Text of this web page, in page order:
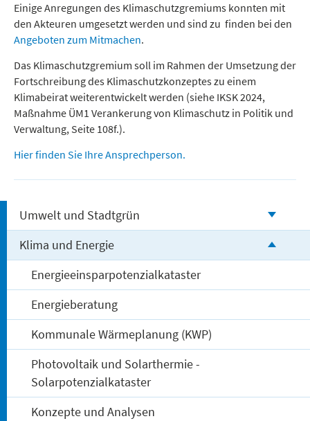
Einige Anregungen des Klimaschutzgremiums konnten mit
den Akteuren umgesetzt werden und sind zu finden bei den
Angeboten zum Mitmachen.
Das Klimaschutzgremium soll im Rahmen der Umsetzung der
Fortschreibung des Klimaschutzkonzeptes zu einem
Klimabeirat weiterentwickelt werden (siehe IKSK 2024,
Maßnahme ÜM1 Verankerung von Klimaschutz in Politik und
Verwaltung, Seite 108f.).
Hier finden Sie Ihre Ansprechperson.
Umwelt und Stadtgrün
Klima und Energie
Energieeinsparpotenzialkataster
Energieberatung
Kommunale Wärmeplanung (KWP)
Photovoltaik und Solarthermie -
Solarpotenzialkataster
Konzepte und Analysen